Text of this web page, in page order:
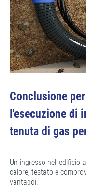
Conclusione
l'esecuzione di
tenuta di gas
Un ingresso nell'edificio
calore, testato e
vantaggi: